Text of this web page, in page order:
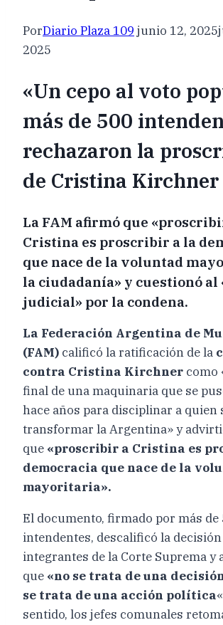
PorDiario Plaza 109 junio 12, 2025
2025
«Un cepo al voto
más de 500
rechazaron la
de Cristina Kirchner
La FAM afirmó que
Cristina es proscribir a la
que nace de la voluntad
la ciudadanía» y cuestionó al
judicial» por la condena.
La Federación Argentina de
(FAM) calificó la ratificación de la
contra Cristina Kirchner como
final de una maquinaria que se
hace años para disciplinar a quien
transformar la Argentina» y
que «proscribir a Cristina es
democracia que nace de la
mayoritaria».
El documento, firmado por más de
intendentes, descalificó la
integrantes de la Corte Suprema y
que «no se trata de una
se trata de una acción política
sentido, los jefes comunales